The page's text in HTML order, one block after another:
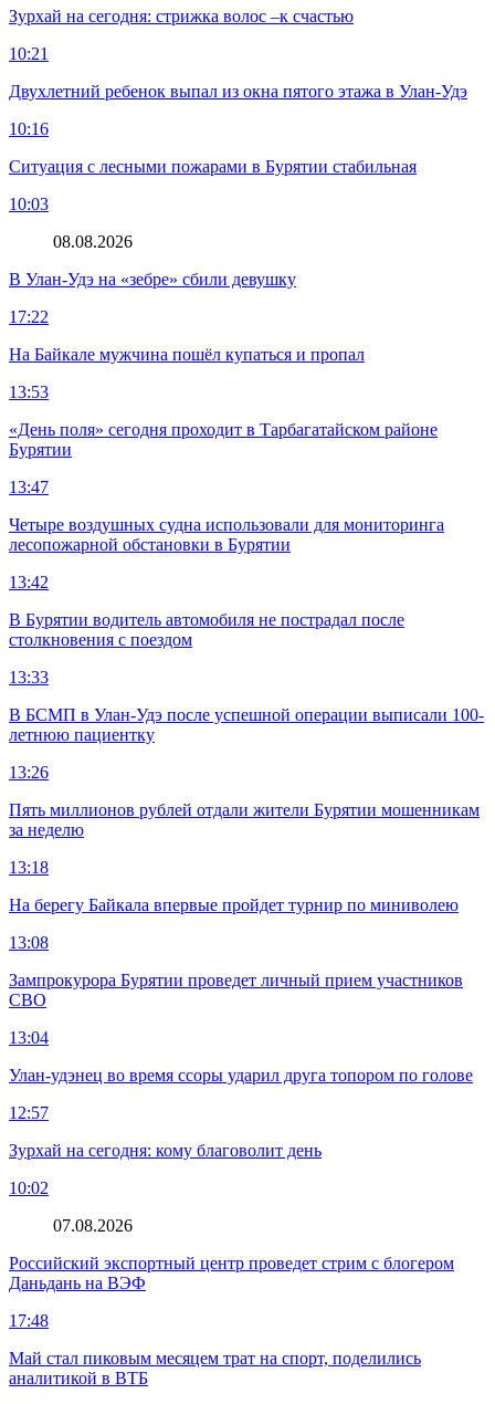
Зурхай на сегодня: стрижка волос –к счастью
10:21
Двухлетний ребенок выпал из окна пятого этажа в Улан-Удэ
10:16
Ситуация с лесными пожарами в Бурятии стабильная
10:03
08.08.2026
В Улан-Удэ на «зебре» сбили девушку
17:22
На Байкале мужчина пошёл купаться и пропал
13:53
«День поля» сегодня проходит в Тарбагатайском районе
Бурятии
13:47
Четыре воздушных судна использовали для мониторинга
лесопожарной обстановки в Бурятии
13:42
В Бурятии водитель автомобиля не пострадал после
столкновения с поездом
13:33
В БСМП в Улан-Удэ после успешной операции выписали 100-
летнюю пациентку
13:26
Пять миллионов рублей отдали жители Бурятии мошенникам
за неделю
13:18
На берегу Байкала впервые пройдет турнир по миниволею
13:08
Зампрокурора Бурятии проведет личный прием участников
СВО
13:04
Улан-удэнец во время ссоры ударил друга топором по голове
12:57
Зурхай на сегодня: кому благоволит день
10:02
07.08.2026
Российский экспортный центр проведет стрим с блогером
Даньдань на ВЭФ
17:48
Май стал пиковым месяцем трат на спорт, поделились
аналитикой в ВТБ